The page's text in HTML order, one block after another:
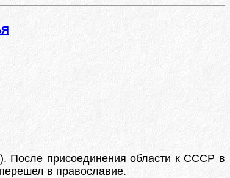
После присоединения области к СССР в
в православие.